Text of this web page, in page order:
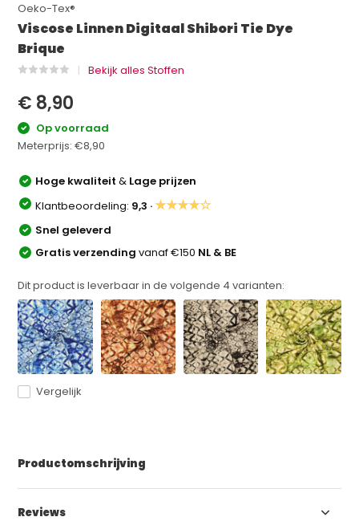
Oeko-Tex®
Viscose Linnen Digitaal Shibori Tie Dye
Brique
Bekijk alles Stoffen
€ 8,90
Op voorraad
Meterprijs:€8,90
Hoge kwaliteit& Lage prijzen
Klantbeoordeling: 9,3 ·★★★★☆
Snel geleverd
Gratis verzendingvanaf €150 NL & BE
Dit product is leverbaar in de volgende 4 varianten:
Vergelijk
Productomschrijving
Reviews